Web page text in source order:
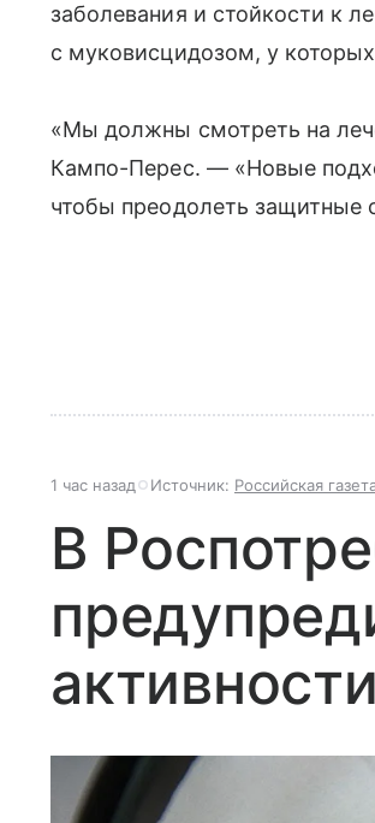
заболевания и стойкости к
с муковисцидозом, у
«Мы должны смотреть на
Кампо-Перес. — «Новые
чтобы преодолеть защитные
1 час назад Источник: Российская
В